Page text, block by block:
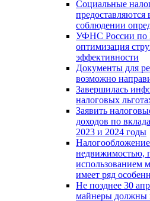
Социальные
соблюдении
УФНС России по
оптимизация
эффективности
Документы для
возможно
Завершилась
налоговых
Заявить
доходов по
2023 и 2024 годы
недвижимостью,
использованием
имеет ряд
Не позднее 30
майнеры должны